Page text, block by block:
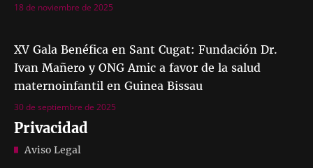
18 de noviembre de 2025
XV Gala Benéfica en Sant Cugat: Fundación Dr.
Ivan Mañero y ONG Amic a favor de la salud
maternoinfantil en Guinea Bissau
30 de septiembre de 2025
Privacidad
Aviso Legal